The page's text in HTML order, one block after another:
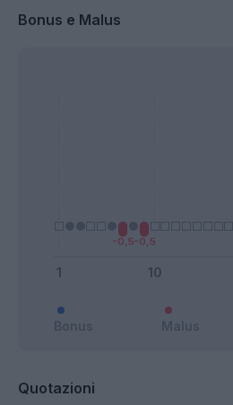
Bonus e Malus
Quotazioni